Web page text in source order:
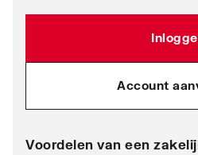
Account
Voordelen van een